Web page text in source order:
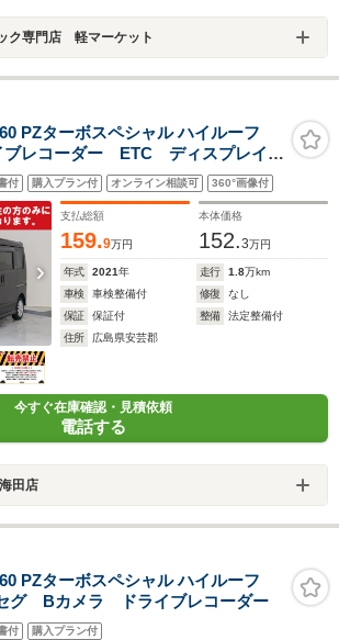
ク専門店 軽マーケット
PZターボスペシャル ハイルーフ
レコーダー ETC ディスプレイオ
メラ 衝突被害軽減ブレーキ パー
電動スライドドア シートヒータ
ートエアコン
付 購入プラン付 オンライン相談可 360°画像付
支払総額
159.9万円
本体価格
152.3万円
年式 2021年 走行 1.8万km
車検
車検整備付 修復
なし
保証
保証付 整備
法定整備付
住所
広島県安芸郡
今すぐ在庫確認・見積依頼
電話する
田店
PZターボスペシャル ハイルーフ
Bカメラ ドライブレコーダー
付 購入プラン付